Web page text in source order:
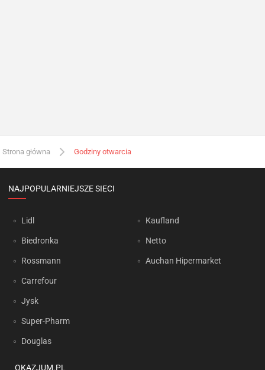
Strona główna Godziny otwarcia
NAJPOPULARNIEJSZE SIECI
Lidl
Biedronka
Rossmann
Carrefour
Jysk
Super-Pharm
Douglas
Kaufland
Netto
Auchan Hipermarket
OKAZJUM.PL